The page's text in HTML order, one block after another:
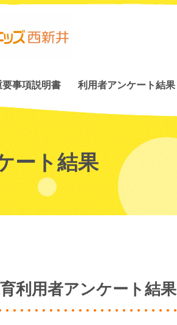
要事項説明書 利用者アンケート結果
ート結果
利用者アンケート結果